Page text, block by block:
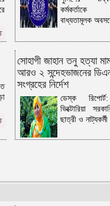
ও ব্রাহ্মণবাড়িয়া সীমান্তে ৫১ লাখ
পণ্য জব্দ
লুডু খেলাকে কেন্দ্র করে
১
স্ত্রীর কবর খননের সময় মিলল ২
করা স্বামীর অক্ষত মরদেহ
নির্ধারিত সময়ের মধ্যেই খাল
সম্পন্ন হবে: কৃষিমন্ত্রী
বাংলা সংস্কৃতির রঙিন আয়োজন, ২
মাতাবেন জেমস
মহাসড়ক পার হওয়ার সময় বাসের
কর্মকর্তাকে
বাধ্যতামূলক
সোহাগী জাহান তনু হত্যা
আরও ২ সন্দেহভাজনের
সংগ্রহের নির্দেশ
ডেস্ক
ভিক্টোরিয়া
ছাত্রী ও